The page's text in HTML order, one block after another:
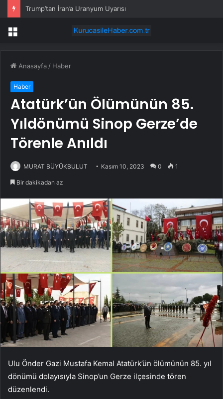
Trump’tan İran’a Uranyum Uyarısı
Menü
Anasayfa / Haber
Haber
Atatürk’ün Ölümünün 85.
Yıldönümü Sinop Gerze’de
Törenle Anıldı
MURAT BÜYÜKBULUT Kasım 10, 2023 0 1
Bir dakikadan az
Ulu Önder Gazi Mustafa Kemal Atatürk’ün ölümünün 85. yıl
dönümü dolayısıyla Sinop’un Gerze ilçesinde tören
düzenlendi.